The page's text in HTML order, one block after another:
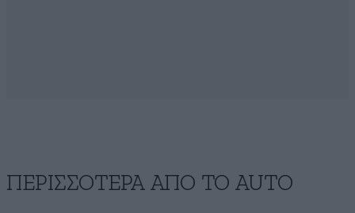
ΠΕΡΙΣΣΟΤΕΡΑ ΑΠΟ ΤΟ AUTO